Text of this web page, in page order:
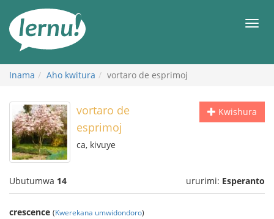
rupapuro
rw'ibirimwo
Inama Aho kwitura vortaro de esprimoj
Kwishura
vortaro de
esprimoj
ca, kivuye
Ubutumwa 14 ururimi: Esperanto
crescence (Kwerekana umwidondoro)